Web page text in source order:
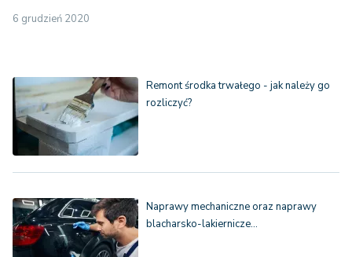
6 grudzień 2020
Remont środka trwałego - jak należy go
rozliczyć?
Naprawy mechaniczne oraz naprawy
blacharsko-lakiernicze…